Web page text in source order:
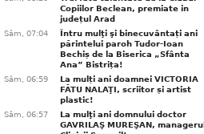
Copiilor Beclean, premiate in
județul Arad
Sâm, 07:04
Întru mulţi şi binecuvântați ani
părintelui paroh Tudor-Ioan
Bechiș de la Biserica „Sfânta
Ana” Bistrița!
Sâm, 06:59
La mulți ani doamnei VICTORIA
FĂTU NALAŢI, scriitor și artist
plastic!
Sâm, 06:57
La mulţi ani domnului doctor
GAVRILAŞ MUREŞAN, managerul